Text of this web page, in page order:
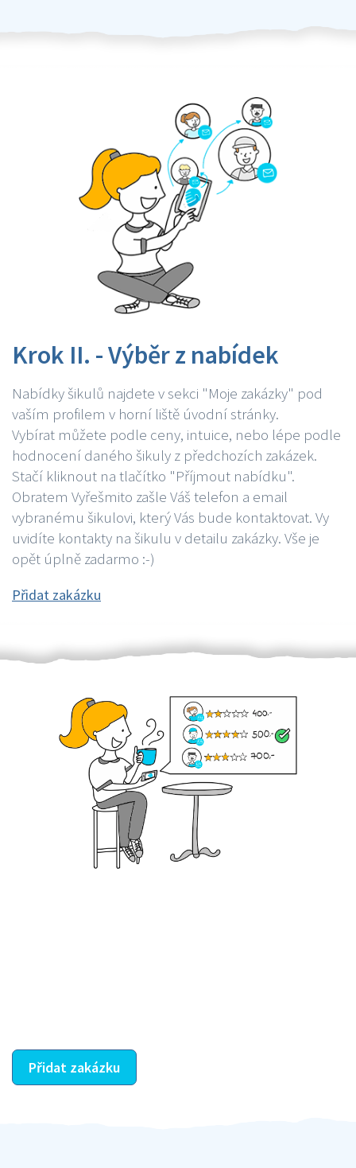
Krok II. - Výběr z nabídek
Nabídky šikulů najdete v sekci "Moje zakázky" pod
vaším profilem v horní liště úvodní stránky.
Vybírat můžete podle ceny, intuice, nebo lépe podle
hodnocení daného šikuly z předchozích zakázek.
Stačí kliknout na tlačítko "Příjmout nabídku".
Obratem Vyřešmito zašle Váš telefon a email
vybranému šikulovi, který Vás bude kontaktovat. Vy
uvidíte kontakty na šikulu v detailu zakázky. Vše je
opět úplně zadarmo :-)
Přidat zakázku
Přidat zakázku